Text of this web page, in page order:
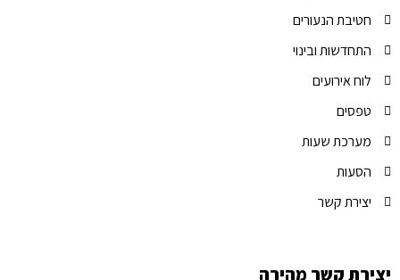
חטיבת הנעורים
התחדשות ובינוי
לוח אירועים
טפסים
מערכת שעות
הסעות
יצירת קשר
יצירת קשר מהירה